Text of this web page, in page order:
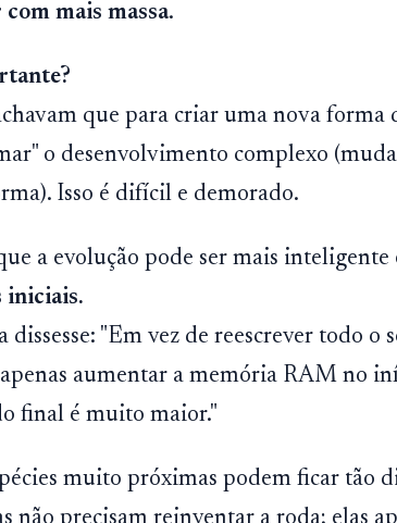
com mais massa.
que para criar uma nova forma
o desenvolvimento complexo
Isso é difícil e demorado.
a evolução pode ser mais inteligente
iniciais.
dissesse: "Em vez de reescrever todo o
aumentar a memória RAM no
final é muito maior."
muito próximas podem ficar tão